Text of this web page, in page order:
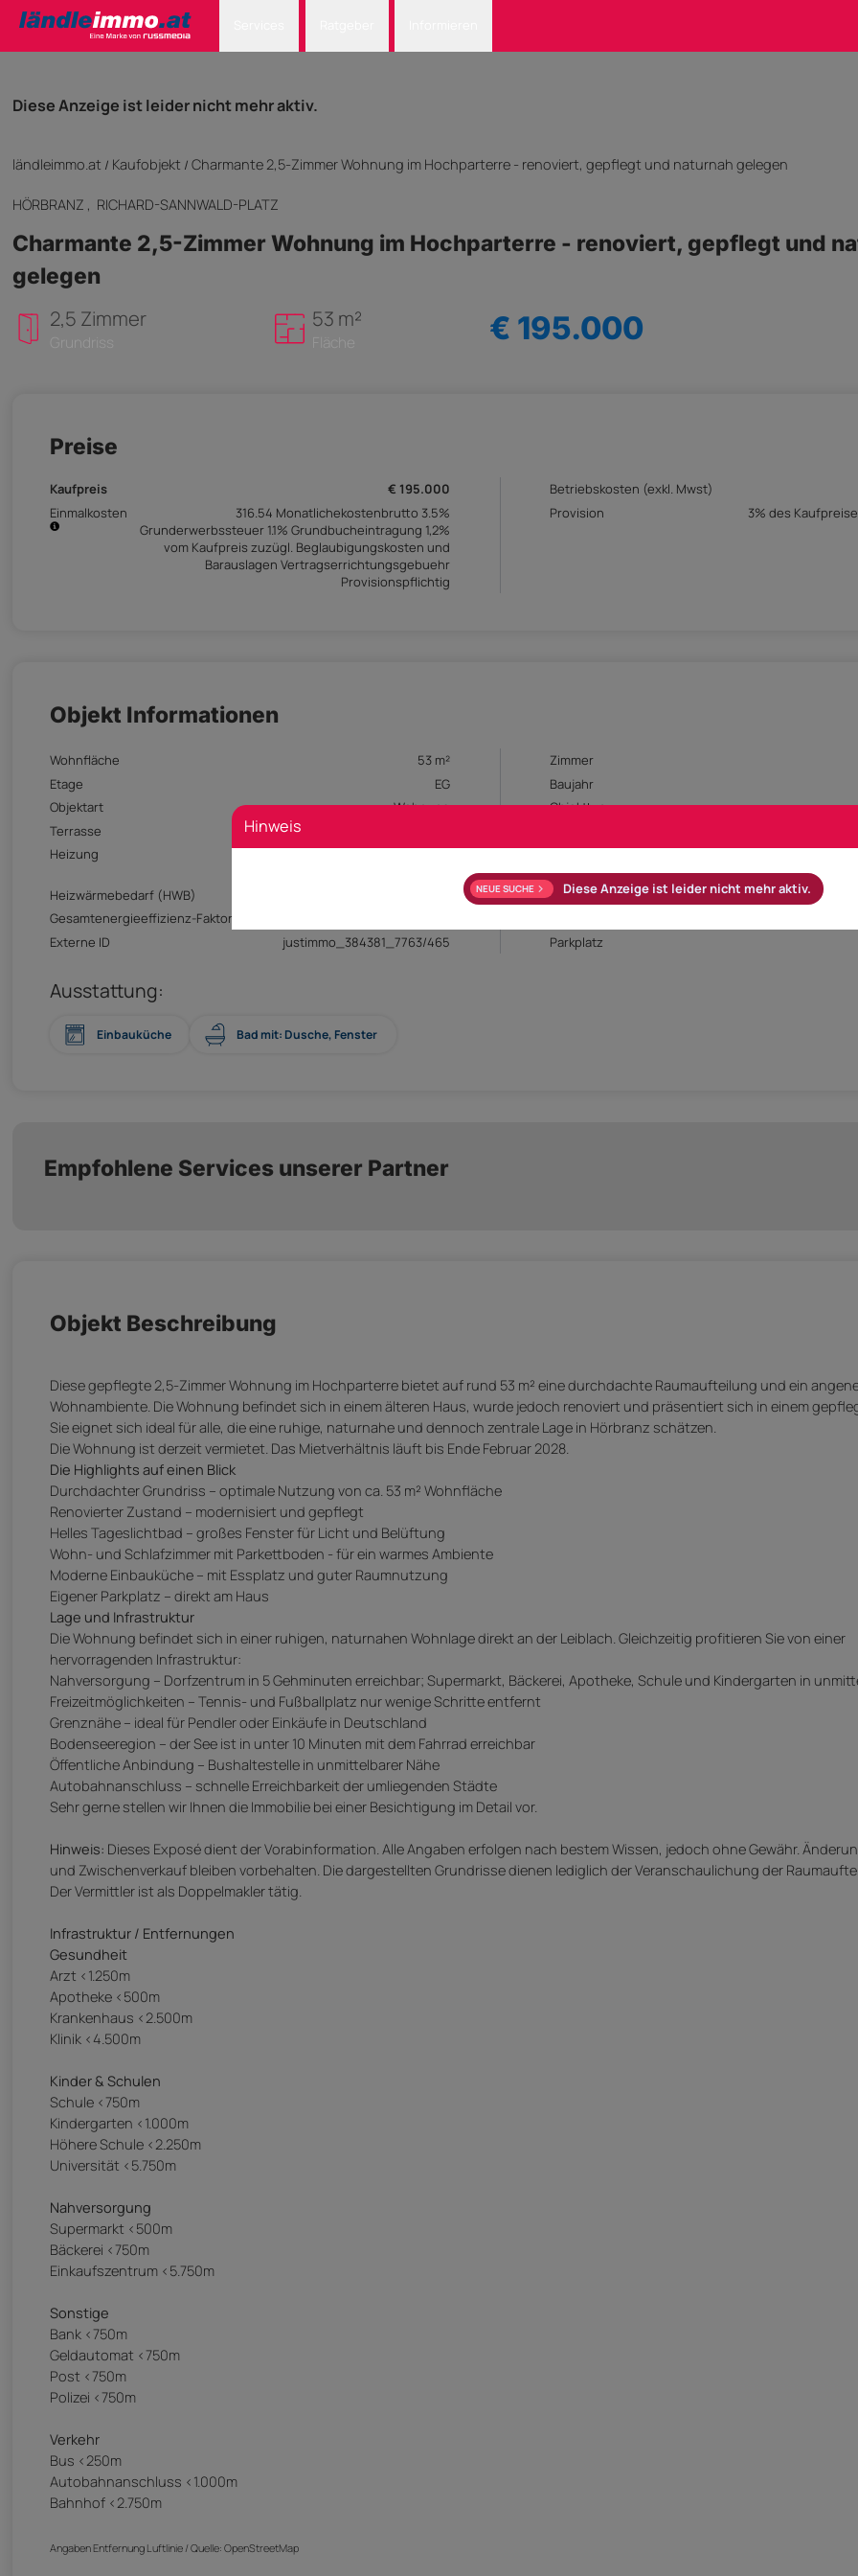
Diese Anzeige ist leider nicht mehr aktiv.
ländleimmo.at / Kaufobjekt / Charmante 2,5-Zimmer Wohnung im Hochparterre - renoviert, gepflegt und naturnah gelegen
HÖRBRANZ , RICHARD-SANNWALD-PLATZ
Charmante 2,5-Zimmer Wohnung im Hochparterre - renoviert, gepflegt und
gelegen
2,5 Zimmer
Grundriss
53 m²
Fläche € 195.000
Preise
Kaufpreis € 195.000 Betriebskosten (exkl. Mwst)
Einmalkosten
316.54 Monatlichekostenbrutto 3.5%
Grunderwerbssteuer 1.1% Grundbucheintragung 1,2%
vom Kaufpreis zuzügl. Beglaubigungskosten und
Barauslagen Vertragserrichtungsgebuehr
Provisionspflichtig
Provision 3% des
Objekt Informationen
Wohnfläche 53 m² Zimmer
Etage
EG Baujahr
Objektart
Wohnung Objekttyp
Terrasse
Heizung
Heizwärmebedarf (HWB) Klasse Heizwärmebedarf (Klasse HWB)
Gesamtenergieeffizienz-Faktor (fGEE)
Externe ID
justimmo_384381_7763/465 Parkplatz
Ausstattung:
Einbauküche Bad mit: Dusche, Fenster
Empfohlene Services unserer Partner
Objekt Beschreibung
Diese gepflegte 2,5-Zimmer Wohnung im Hochparterre bietet auf rund 53 m² eine durchdachte Raumaufteilung und ein
Wohnambiente. Die Wohnung befindet sich in einem älteren Haus, wurde jedoch renoviert und präsentiert sich in einem
Sie eignet sich ideal für alle, die eine ruhige, naturnahe und dennoch zentrale Lage in Hörbranz schätzen.
Die Wohnung ist derzeit vermietet. Das Mietverhältnis läuft bis Ende Februar 2028.
Die Highlights auf einen Blick
Durchdachter Grundriss – optimale Nutzung von ca. 53 m² Wohnfläche
Renovierter Zustand – modernisiert und gepflegt
Helles Tageslichtbad – großes Fenster für Licht und Belüftung
Wohn- und Schlafzimmer mit Parkettboden - für ein warmes Ambiente
Moderne Einbauküche – mit Essplatz und guter Raumnutzung
Eigener Parkplatz – direkt am Haus
Lage und Infrastruktur
Die Wohnung befindet sich in einer ruhigen, naturnahen Wohnlage direkt an der Leiblach. Gleichzeitig profitieren Sie von einer
hervorragenden Infrastruktur:
Nahversorgung – Dorfzentrum in 5 Gehminuten erreichbar; Supermarkt, Bäckerei, Apotheke, Schule und Kindergarten in
Freizeitmöglichkeiten – Tennis- und Fußballplatz nur wenige Schritte entfernt
Grenznähe – ideal für Pendler oder Einkäufe in Deutschland
Bodenseeregion – der See ist in unter 10 Minuten mit dem Fahrrad erreichbar
Öffentliche Anbindung – Bushaltestelle in unmittelbarer Nähe
Autobahnanschluss – schnelle Erreichbarkeit der umliegenden Städte
Sehr gerne stellen wir Ihnen die Immobilie bei einer Besichtigung im Detail vor.
Hinweis: Dieses Exposé dient der Vorabinformation. Alle Angaben erfolgen nach bestem Wissen, jedoch ohne Gewähr.
und Zwischenverkauf bleiben vorbehalten. Die dargestellten Grundrisse dienen lediglich der Veranschaulichung der
Der Vermittler ist als Doppelmakler tätig.
Infrastruktur / Entfernungen
Gesundheit
Arzt <1.250m
Apotheke <500m
Krankenhaus <2.500m
Klinik <4.500m
Kinder & Schulen
Schule <750m
Kindergarten <1.000m
Höhere Schule <2.250m
Universität <5.750m
Nahversorgung
Supermarkt <500m
Bäckerei <750m
Einkaufszentrum <5.750m
Sonstige
Bank <750m
Geldautomat <750m
Post <750m
Polizei <750m
Verkehr
Bus <250m
Autobahnanschluss <1.000m
Bahnhof <2.750m
Angaben Entfernung Luftlinie / Quelle: OpenStreetMap
Hinweis
NEUE SUCHE Diese Anzeige ist leider nicht mehr aktiv.